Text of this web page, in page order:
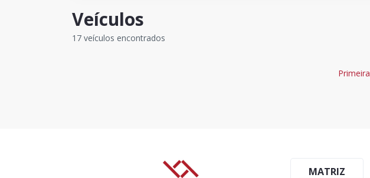
Veículos
17 veículos encontrados
Primeira
MATRIZ